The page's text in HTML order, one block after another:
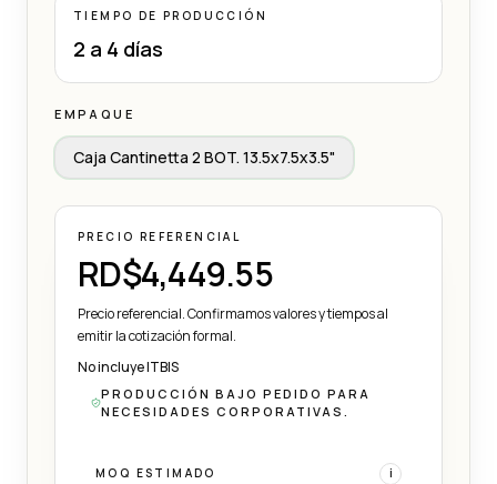
TIEMPO DE PRODUCCIÓN
2 a 4 días
EMPAQUE
Caja Cantinetta 2 BOT. 13.5x7.5x3.5"
PRECIO REFERENCIAL
RD$4,449.55
Precio referencial. Confirmamos valores y tiempos al
emitir la cotización formal.
No incluye ITBIS
PRODUCCIÓN BAJO PEDIDO PARA
NECESIDADES CORPORATIVAS.
MOQ ESTIMADO i